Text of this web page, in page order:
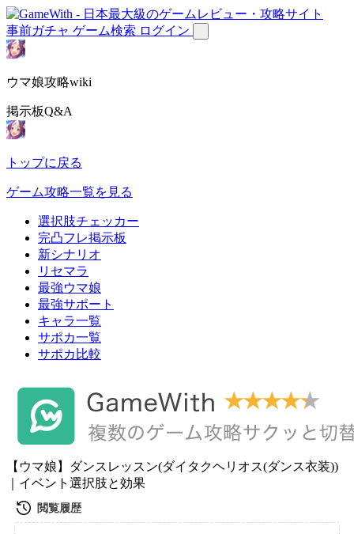
事前ガチャ ゲーム検索 ログイン
ウマ娘攻略wiki
掲示板Q&A
トップに戻る
ゲーム攻略一覧を見る
選択肢チェッカー
完凸フレ掲示板
新シナリオ
リセマラ
最強ウマ娘
最強サポート
キャラ一覧
サポカ一覧
サポカ比較
【ウマ娘】ダンスレッスン(ダイタクヘリオス(ダンス衣装))
｜イベント選択肢と効果